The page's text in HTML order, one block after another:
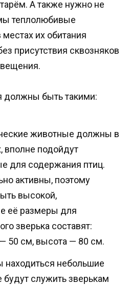
А также нужно не
теплолюбивые
их обитания
присутствия сквозняков
должны быть такими:
животные должны в
вполне подойдут
для содержания птиц.
активны, поэтому
высокой,
её размеры для
зверька составят:
50 см, высота — 80 см.
находиться небольшие
служить зверькам